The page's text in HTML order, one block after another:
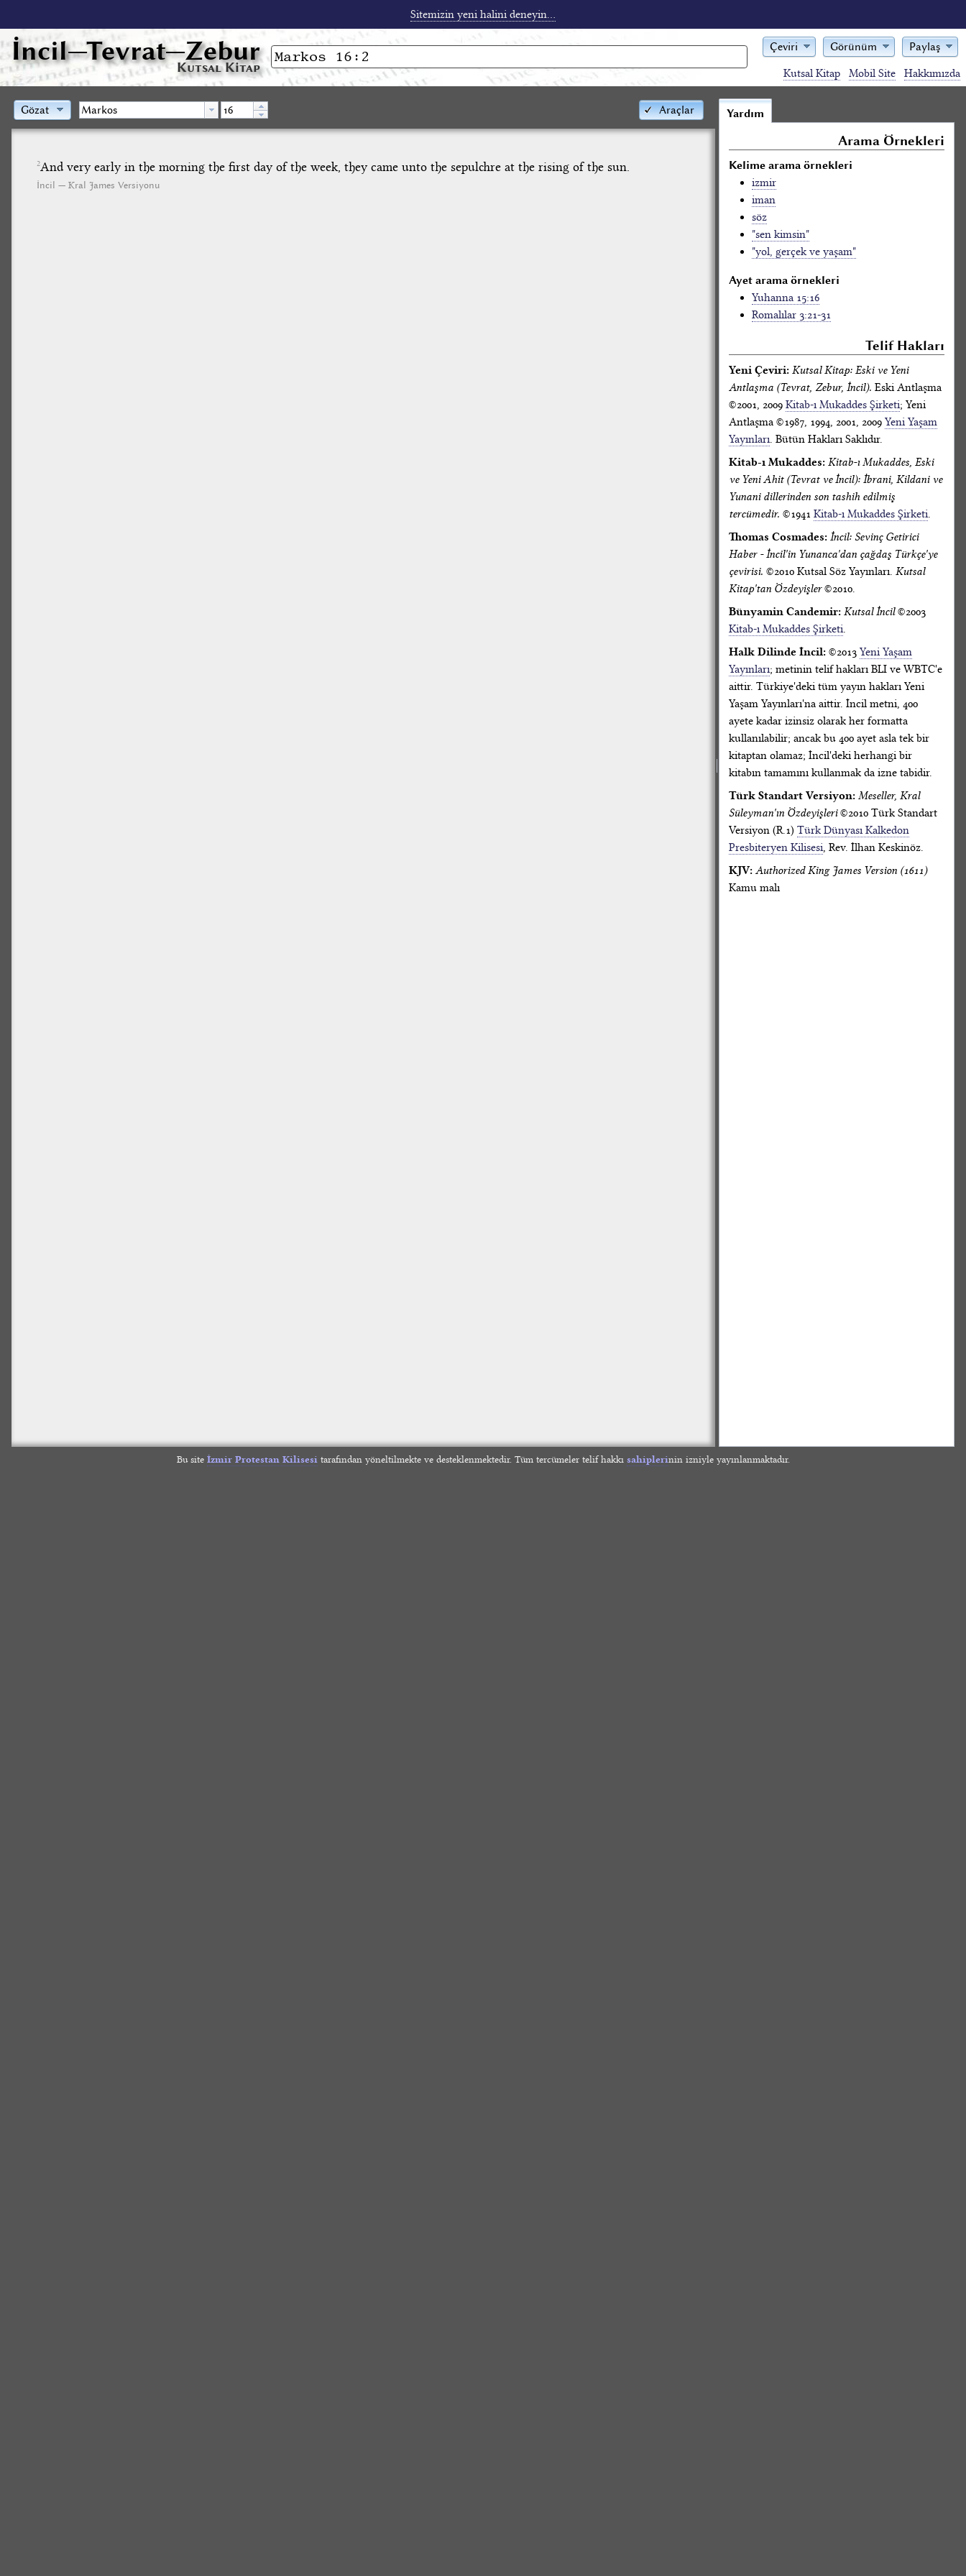
Sitemizin yeni halini deneyin...
İncil—Tevrat—Zebur
Kutsal Kitap
Çeviri Görünüm Paylaş
Kutsal Kitap Mobil Site Hakkımızda
Araçlar
Gözat
2And very early in the morning the first day of the week, they came unto the sepulchre at the rising of the sun.
İncil — Kral James Versiyonu
Yardım
Arama Örnekleri
Kelime arama örnekleri
izmir
iman
söz
"sen kimsin"
"yol, gerçek ve yaşam"
Ayet arama örnekleri
Yuhanna 15:16
Romalılar 3:21-31
Telif Hakları
Yeni Çeviri: Kutsal Kitap: Eski ve Yeni
Antlaşma (Tevrat, Zebur, İncil). Eski Antlaşma
©2001, 2009 Kitab-ı Mukaddes Şirketi; Yeni
Antlaşma ©1987, 1994, 2001, 2009 Yeni Yaşam
Yayınları. Bütün Hakları Saklıdır.
Kitab-ı Mukaddes: Kitab-ı Mukaddes, Eski
ve Yeni Ahit (Tevrat ve İncil): İbrani, Kildani ve
Yunani dillerinden son tashih edilmiş
tercümedir. ©1941 Kitab-ı Mukaddes Şirketi.
Thomas Cosmades: İncil: Sevinç Getirici
Haber - İncil'in Yunanca'dan çağdaş Türkçe'ye
çevirisi. ©2010 Kutsal Söz Yayınları. Kutsal
Kitap'tan Özdeyişler©2010.
Bünyamin Candemir: Kutsal İncil©2003
Kitab-ı Mukaddes Şirketi.
Halk Dilinde İncil: ©2013 Yeni Yaşam
Yayınları; metinin telif hakları BLI ve WBTC'e
aittir. Türkiye'deki tüm yayın hakları Yeni
Yaşam Yayınları'na aittir. İncil metni, 400
ayete kadar izinsiz olarak her formatta
kullanılabilir; ancak bu 400 ayet asla tek bir
kitaptan olamaz; İncil'deki herhangi bir
kitabın tamamını kullanmak da izne tabidir.
Türk Standart Versiyon: Meseller, Kral
Süleyman'ın Özdeyişleri©2010 Türk Standart
Versiyon (R.1) Türk Dünyası Kalkedon
Presbiteryen Kilisesi, Rev. İlhan Keskinöz.
KJV: Authorized King James Version (1611)
Kamu malı
Bu site İzmir Protestan Kilisesitarafından yöneltilmekte ve desteklenmektedir. Tüm tercümeler telif hakkı sahiplerinin izniyle yayınlanmaktadır.